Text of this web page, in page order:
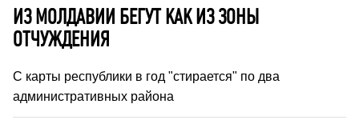
ИЗ МОЛДАВИИ БЕГУТ КАК ИЗ ЗОНЫ
ОТЧУЖДЕНИЯ
С карты республики в год "стирается" по два
административных района